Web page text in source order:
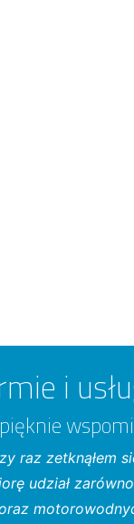
i
raz zetknąłem
udział